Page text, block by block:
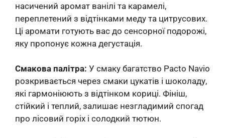
насичений аромат ванілі та карамелі,
переплетений з відтінками меду та цитрусових.
Ці аромати готують вас до сенсорної подорожі,
яку пропонує кожна дегустація.
Смакова палітра: У смаку багатство Pacto Navio
розкривається через смаки цукатів і шоколаду,
які гармоніюють з відтінком кориці. Фініш,
стійкий і теплий, залишає незгладимий спогад
про лісовий горіх і солодкий тютюн.